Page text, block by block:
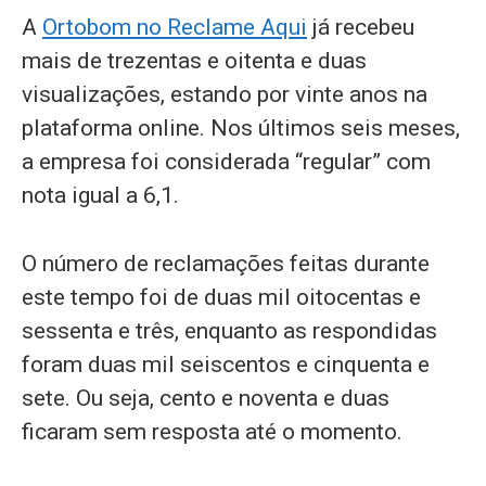
A Ortobom no Reclame Aqui já recebeu
mais de trezentas e oitenta e duas
visualizações, estando por vinte anos na
plataforma online. Nos últimos seis meses,
a empresa foi considerada “regular” com
nota igual a 6,1.
O número de reclamações feitas durante
este tempo foi de duas mil oitocentas e
sessenta e três, enquanto as respondidas
foram duas mil seiscentos e cinquenta e
sete. Ou seja, cento e noventa e duas
ficaram sem resposta até o momento.